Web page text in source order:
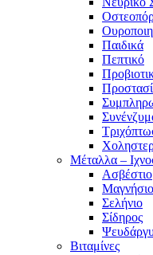
Παιδικά
Πεπτικό
Μέταλλα –
Ασβέστιο
Μαγνήσιο
Σελήνιο
Σίδηρος
Βιταμίνες